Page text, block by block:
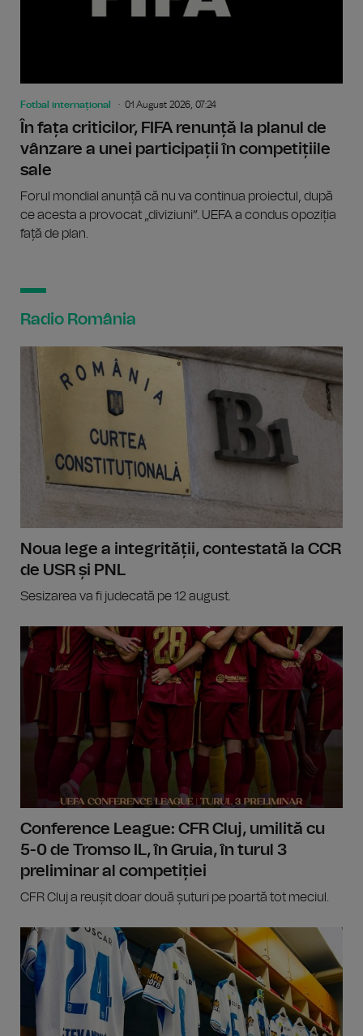
Fotbal internațional 01 August 2026, 07:24
În fața criticilor, FIFA renunță la planul de
vânzare a unei participații în competițiile
sale
Forul mondial anunță că nu va continua proiectul, după
ce acesta a provocat „diviziuni”. UEFA a condus opoziția
față de plan.
Radio România
Noua lege a integrității, contestată la CCR
de USR și PNL
Sesizarea va fi judecată pe 12 august.
Conference League: CFR Cluj, umilită cu
5-0 de Tromso IL, în Gruia, în turul 3
preliminar al competiției
CFR Cluj a reușit doar două șuturi pe poartă tot meciul.